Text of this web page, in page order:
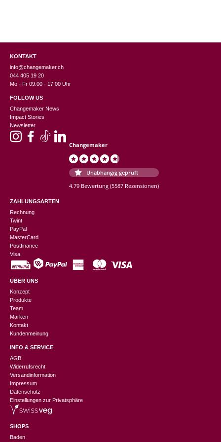
KONTAKT
info@changemaker.ch
044 405 19 20
Mo - Fr 09:00 - 17:00 Uhr
FOLLOW US
Changemaker News
Impact Stories
Newsletter
Changemaker
Unabhängig geprüft
4.79 Bewertung (5587 Rezensionen)
ZAHLUNGSARTEN
Rechnung
Twint
PayPal
MasterCard
Postfinance
Visa
ÜBER UNS
Konzept
Produkte
Team
Marken
Kontakt
Kundenmeinung
INFO & SERVICE
AGB
Widerrufsrecht
Versandinformation
Impressum
Datenschutz
Einstellungen zur Privatsphäre
SHOPS
Baden